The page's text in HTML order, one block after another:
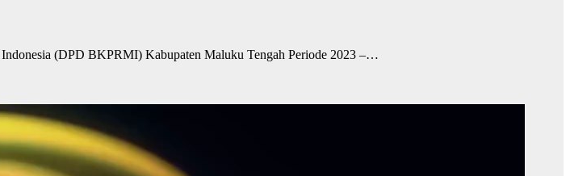
(DPD BKPRMI) Kabupaten Maluku Tengah Periode 2023 –…